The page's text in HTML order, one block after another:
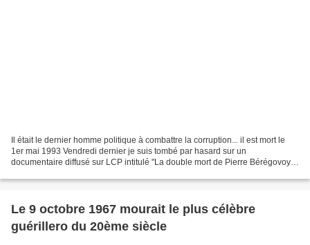
Il était le dernier homme politique à combattre la corruption... il est mort le
1er mai 1993 Vendredi dernier je suis tombé par hasard sur un
documentaire diffusé sur LCP intitulé "La double mort de Pierre Bérégovoy"
Le 9 octobre 1967 mourait le plus célèbre
guérillero du 20ème siècle